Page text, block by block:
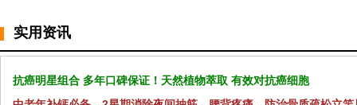
实用资讯
抗癌明星组合 多年口碑保证！天然植物萃取 有效对抗癌细胞